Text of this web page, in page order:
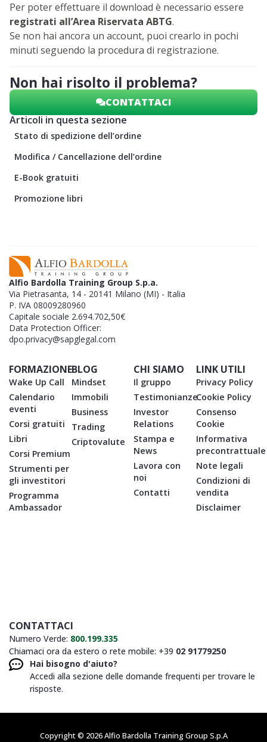
Articoli in questa sezione
Stato di spedizione dell’ordine
Modifica / Cancellazione dell’ordine
E-Book gratuiti
Promozione libri
Per poter effettuare il download è necessario essere
registrati all’Area Riservata ABTG.
Se non hai ancora un account, puoi crearlo in pochi
minuti seguendo la procedura di registrazione.
Non hai risolto il problema?
CONTATTACI
Alfio Bardolla Training Group S.p.a.
Via Pietrasanta, 14 - 20141 Milano (MI) - Italia
P. IVA 08009280960
Capitale sociale 2.694.702,50€
Data Protection Officer:
dpo.privacy@sapglegal.com
FORMAZIONE
Wake Up Call
Calendario
eventi
Corsi gratuiti
Libri
Corsi Premium
Strumenti per
gli investitori
Programma
Ambassador
BLOG
Mindset
Immobili
Business
Trading
Criptovalute
CHI SIAMO
Il gruppo
Testimonianze
Investor
Relations
Stampa e
News
Lavora con
noi
Contatti
LINK UTILI
Privacy Policy
Cookie Policy
Consenso
Cookie
Informativa
precontrattuale
Note legali
Condizioni di
vendita
Disclaimer
CONTATTACI
Numero Verde: 800.199.335
Chiamaci ora da estero o rete mobile: +39 02 91779250
Hai bisogno d'aiuto?
Accedi alla sezione delle domande frequenti per trovare le
risposte.
Copyright © 2026 Alfio Bardolla Training Group S.p.A